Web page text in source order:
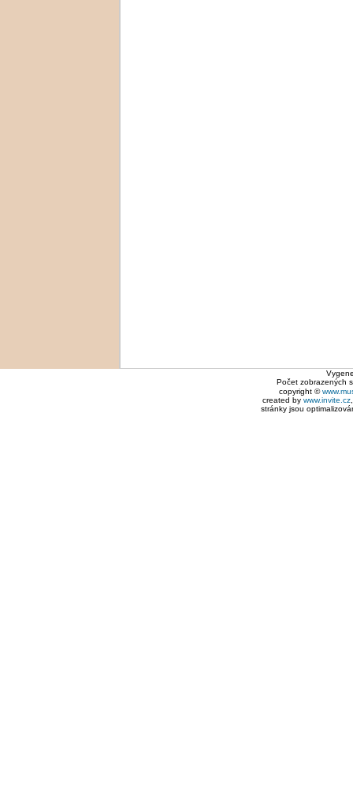
Počet zobrazených
copyright ©
created by www.invite.cz
stránky jsou